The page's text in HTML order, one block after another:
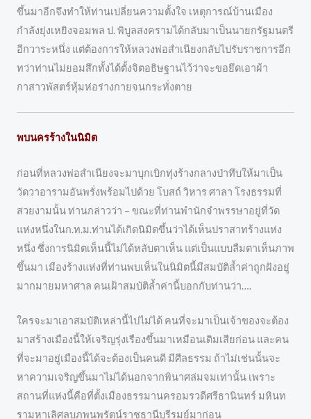
ขึ้นมาอีกจึงทำให้ท่านเปลี่ยนความตั้งใจ เหตุการณ์บ้านเมือง
กำลังยุ่งเหยิงจอมพล ป. พิบูลสงครามได้กลับมาเป็นนายกรัฐมนตรี
อีกวาระหนึ่ง แต่ต้องการให้หลวงพ่อสำเนียงกลับไปรับราชการอีก
ทว่าท่านไม่ยอมสึกทั้งได้ตั้งจิตอธิษฐานไว้ว่าจะขอยึดเอาผ้า
กาสาวพัสตร์หุ้มห่อร่างกายจนกระทั่งตาย
พบนครร้างในนิมิต
ก่อนที่หลวงพ่อสำเนียงจะมาบุกเบิกทุ่งร้างกลางป่าทึบให้มาเป็น
วัดวาอารามอันพรั่งพร้อมไปด้วย โบสถ์ วิหาร ศาลา โรงธรรมที่
สวยงามนั้น ท่านกล่าวว่า – ขณะที่ท่านพำนักจำพรรษาอยู่ที่วัด
แห่งหนึ่งในก.ท.ม.ท่านได้เกิดนิมิตขึ้นว่าได้เห็นปราสาทร้างแห่ง
หนึ่ง ซึ่งการนิมิตเห็นนี้ไม่ได้หลับตาเห็น แต่เป็นแบบลืมตาเห็นภาพ
ขึ้นมา เมืองร้างแห่งที่ท่านพบเห็นในนิมิตนี้มีสมบัติล้ำค่าถูกฝังอยู่
มากมายมหาศาล คนเฝ้าสมบัติล้ำค่านี้บอกกับท่านว่า….
ใครจะมาเอาสมบัติเหล่านี้ไปไม่ได้ คนที่จะมาเป็นเจ้าของจะต้อง
มาสร้างเมืองนี้ให้เจริญรุ่งเรืองขึ้นมาเหมือนเดิมเสียก่อน และคน
ที่จะมาอยู่เมืองนี้ได้จะต้องเป็นคนดี มีศีลธรรม ถ้าไม่เช่นนั้นจะ
หาความเจริญขึ้นมาไม่ได้นอกจากพินาศล่มจมเท่านั้น เพราะ
สถานที่แห่งนี้คือที่ตั้งเมืองธรรมานครอมรวดีศรีธานินทร์ มหินท
รามหาเลิศลบภพนพรัตน์ราชธานีบุรีรมย์มาก่อน